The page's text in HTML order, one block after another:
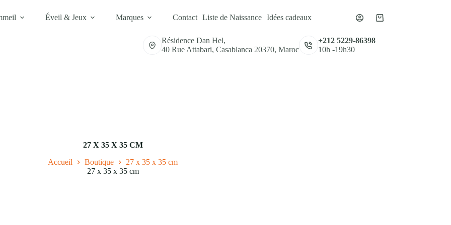
Résidence Dan Hel,
40 Rue Attabari, Casablanca 20370, Maroc
+212 5229-86398
10h -19h30
Éveil & Jeux Marques Contact Liste de Naissance Idées cadeaux
Panier
27 X 35 X 35 CM
Accueil Boutique
27 x 35 x 35 cm
27 x 35 x 35 cm